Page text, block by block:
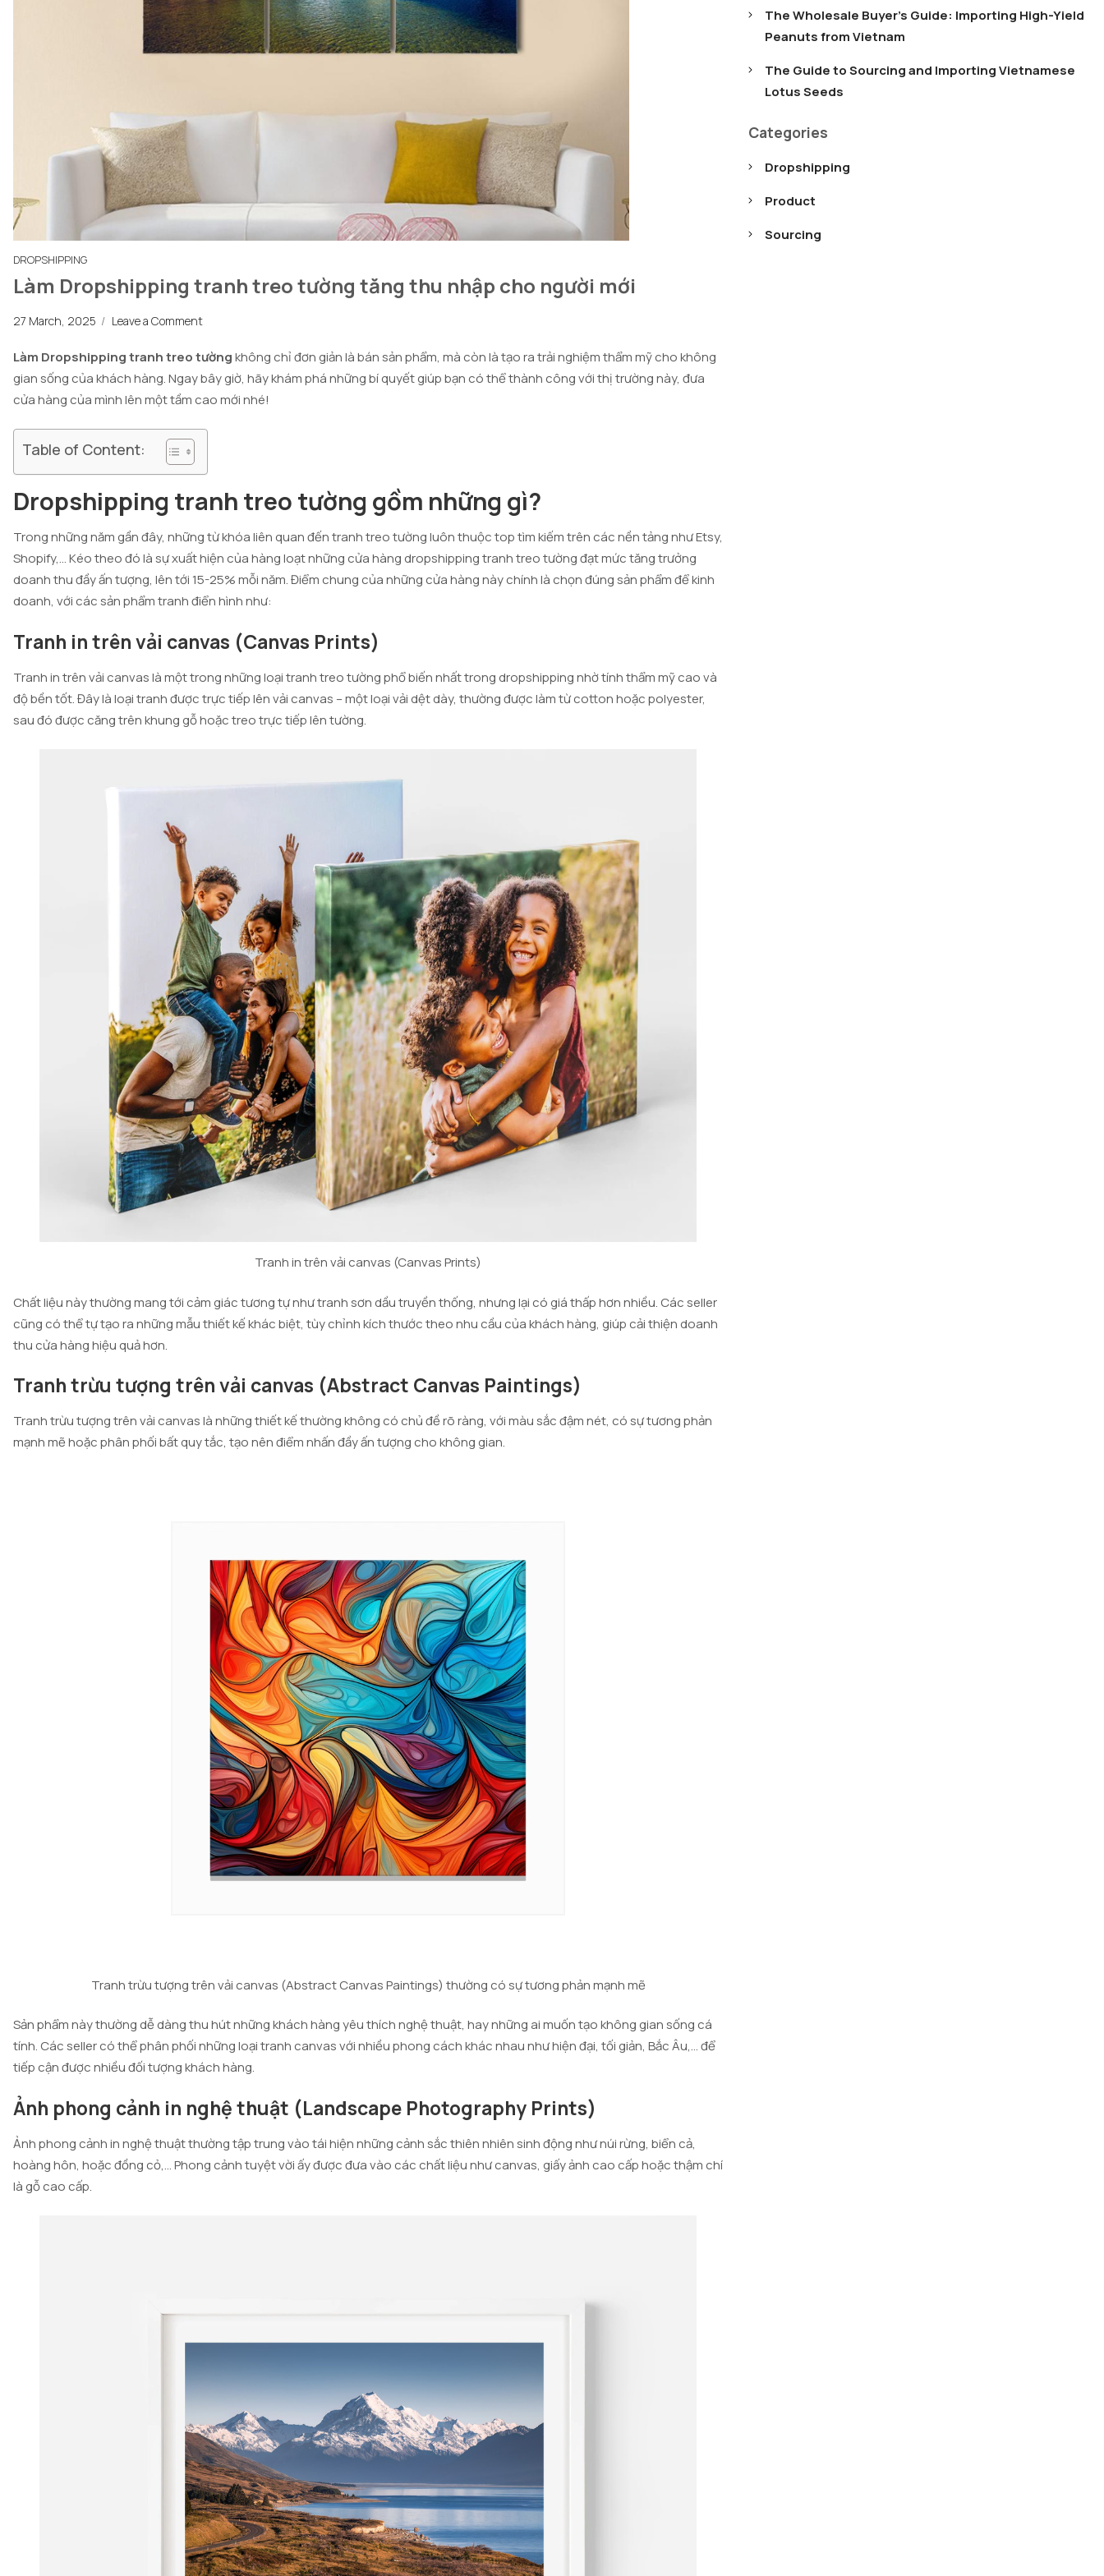
DROPSHIPPING
Làm Dropshipping tranh treo tường tăng thu nhập cho người mới
27 March, 2025 / Leave a Comment
Làm Dropshipping tranh treo tườngkhông chỉ đơn giản là bán sản phẩm, mà còn là tạo ra trải nghiệm thẩm mỹ cho không
gian sống của khách hàng. Ngay bây giờ, hãy khám phá những bí quyết giúp bạn có thể thành công với thị trường này, đưa
cửa hàng của mình lên một tầm cao mới nhé!
Table of Content:
Dropshipping tranh treo tường gồm những gì?
Trong những năm gần đây, những từ khóa liên quan đến tranh treo tường luôn thuộc top tìm kiếm trên các nền tảng như Etsy,
Shopify,… Kéo theo đó là sự xuất hiện của hàng loạt những cửa hàng dropshipping tranh treo tường đạt mức tăng trưởng
doanh thu đầy ấn tượng, lên tới 15-25% mỗi năm. Điểm chung của những cửa hàng này chính là chọn đúng sản phẩm để kinh
doanh, với các sản phẩm tranh điển hình như:
Tranh in trên vải canvas (Canvas Prints)
Tranh in trên vải canvas là một trong những loại tranh treo tường phổ biến nhất trong dropshipping nhờ tính thẩm mỹ cao và
độ bền tốt. Đây là loại tranh được trực tiếp lên vải canvas – một loại vải dệt dày, thường được làm từ cotton hoặc polyester,
sau đó được căng trên khung gỗ hoặc treo trực tiếp lên tường.
Tranh in trên vải canvas (Canvas Prints)
Chất liệu này thường mang tới cảm giác tương tự như tranh sơn dầu truyền thống, nhưng lại có giá thấp hơn nhiều. Các seller
cũng có thể tự tạo ra những mẫu thiết kế khác biệt, tùy chỉnh kích thước theo nhu cầu của khách hàng, giúp cải thiện doanh
thu cửa hàng hiệu quả hơn.
Tranh trừu tượng trên vải canvas (Abstract Canvas Paintings)
Tranh trừu tượng trên vải canvas là những thiết kế thường không có chủ đề rõ ràng, với màu sắc đậm nét, có sự tương phản
mạnh mẽ hoặc phân phối bất quy tắc, tạo nên điểm nhấn đầy ấn tượng cho không gian.
Tranh trừu tượng trên vải canvas (Abstract Canvas Paintings) thường có sự tương phản mạnh mẽ
Sản phẩm này thường dễ dàng thu hút những khách hàng yêu thích nghệ thuật, hay những ai muốn tạo không gian sống cá
tính. Các seller có thể phân phối những loại tranh canvas với nhiều phong cách khác nhau như hiện đại, tối giản, Bắc Âu,… để
tiếp cận được nhiều đối tượng khách hàng.
Ảnh phong cảnh in nghệ thuật (Landscape Photography Prints)
Ảnh phong cảnh in nghệ thuật thường tập trung vào tái hiện những cảnh sắc thiên nhiên sinh động như núi rừng, biển cả,
hoàng hôn, hoặc đồng cỏ,… Phong cảnh tuyệt vời ấy được đưa vào các chất liệu như canvas, giấy ảnh cao cấp hoặc thậm chí
là gỗ cao cấp.
The Wholesale Buyer’s Guide: Importing High-Yield
Peanuts from Vietnam
The Guide to Sourcing and Importing Vietnamese
Lotus Seeds
Categories
Dropshipping
Product
Sourcing